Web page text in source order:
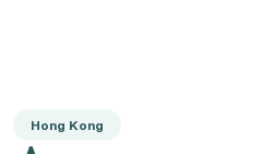
Hong Kong